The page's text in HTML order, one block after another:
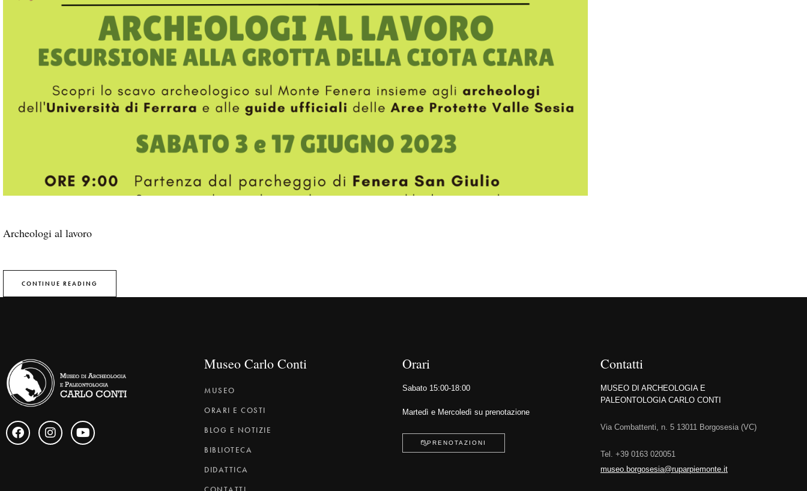
Archeologi al lavoro
CONTINUE READING
Museo Carlo Conti
MUSEO
ORARI E COSTI
BLOG E NOTIZIE
BIBLIOTECA
DIDATTICA
Orari
Sabato 15:00-18:00
Martedì e Mercoledì su prenotazione
PRENOTAZIONI
Contatti
MUSEO DI ARCHEOLOGIA E
PALEONTOLOGIA CARLO CONTI
Via Combattenti, n. 5 13011 Borgosesia (VC)
Tel. +39 0163 020051
museo.borgosesia@ruparpiemonte.it